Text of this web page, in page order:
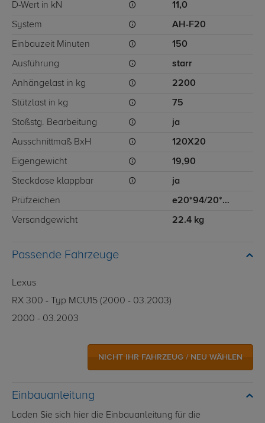
D-Wert in kN 11,0
System AH-F20
Einbauzeit Minuten 150
Ausführung starr
Anhängelast in kg 2200
Stützlast in kg 75
Stoßstg. Bearbeitung ja
Ausschnittmaß BxH 120X20
Eigengewicht 19,90
Steckdose klappbar ja
Prüfzeichen e20*94/20*0026*00
Versandgewicht 22.4 kg
Passende Fahrzeuge
Lexus
RX 300 - Typ MCU15 (2000 - 03.2003)
2000 - 03.2003
NICHT IHR FAHRZEUG / NEU WÄHLEN
Einbauanleitung
Laden Sie sich hier die Einbauanleitung für die